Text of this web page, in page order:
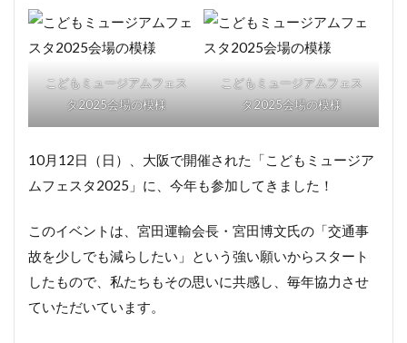
こどもミュージアムフェス
タ2025会場の模様
こどもミュージアムフェス
タ2025会場の模様
10月12日（日）、大阪で開催された「こどもミュージア
ムフェスタ2025」に、今年も参加してきました！
このイベントは、宮田運輸会長・宮田博文氏の「交通事
故を少しでも減らしたい」という強い願いからスタート
したもので、私たちもその思いに共感し、毎年協力させ
ていただいています。